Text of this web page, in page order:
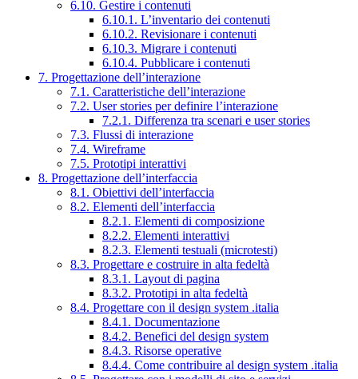
6.10. Gestire i contenuti
6.10.1. L’inventario dei contenuti
6.10.2. Revisionare i contenuti
6.10.3. Migrare i contenuti
6.10.4. Pubblicare i contenuti
7. Progettazione dell’interazione
7.1. Caratteristiche dell’interazione
7.2. User stories per definire l’interazione
7.2.1. Differenza tra scenari e user stories
7.3. Flussi di interazione
7.4. Wireframe
7.5. Prototipi interattivi
8. Progettazione dell’interfaccia
8.1. Obiettivi dell’interfaccia
8.2. Elementi dell’interfaccia
8.2.1. Elementi di composizione
8.2.2. Elementi interattivi
8.2.3. Elementi testuali (microtesti)
8.3. Progettare e costruire in alta fedeltà
8.3.1. Layout di pagina
8.3.2. Prototipi in alta fedeltà
8.4. Progettare con il design system .italia
8.4.1. Documentazione
8.4.2. Benefici del design system
8.4.3. Risorse operative
8.4.4. Come contribuire al design system .italia